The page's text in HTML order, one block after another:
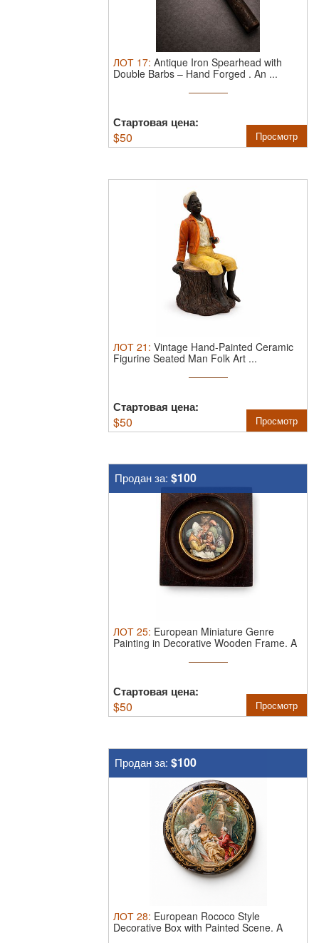
ЛОТ 17: Antique Iron Spearhead with
Double Barbs – Hand Forged . An ...
Стартовая цена:
$50 Просмотр
ЛОТ 21 : Vintage Hand-Painted Ceramic
Figurine Seated Man Folk Art ...
Стартовая цена:
$50 Просмотр
Продан за: $100
ЛОТ 25: European Miniature Genre
Painting in Decorative Wooden Frame. A
Стартовая цена:
$50 Просмотр
Продан за: $100
ЛОТ 28: European Rococo Style
Decorative Box with Painted Scene. A